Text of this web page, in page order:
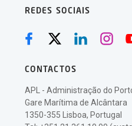
REDES SOCIAIS
CONTACTOS
APL - Administração do
Gare Marítima de Alcântara
1350-355 Lisboa, Portugal